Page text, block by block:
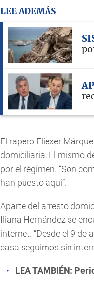
LEE ADEMÁS
El rapero Eliexer
domiciliaria. El mismo
por el régimen. “Son
han puesto aquí”.
Aparte del arresto
Iliana Hernández se
internet. “Desde el 9 de
casa seguimos sin
LEA TAMBIÉN: